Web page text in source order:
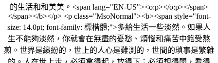
的生活和和美美。<span lang="EN-US"><o:p></o:p></span>
</span></b></p> <p class="MsoNormal"><b><span style="font-
size: 14.0pt; font-family: 標楷體;">多給生活一些淡然。如果人
生不能夠淡然，你就會在無盡的憂愁、煩惱和痛苦中飽受熬
煎。世界是繽紛的，世上的人心是難測的，世間的瑣事是繁雜